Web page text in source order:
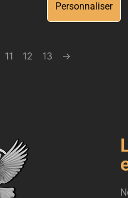
Personnaliser
11 12 13 →